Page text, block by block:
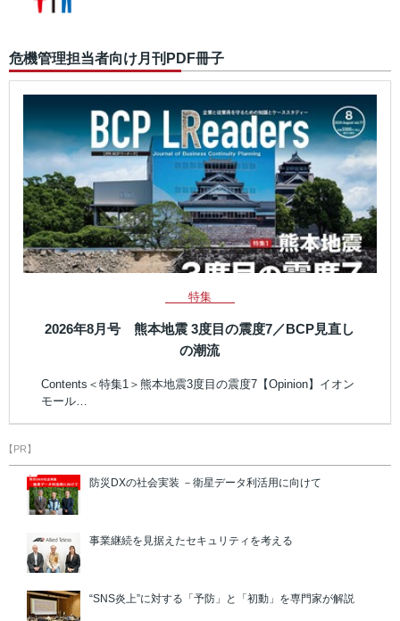
危機管理担当者向け月刊PDF冊子
特集
2026年8月号 熊本地震 3度目の震度7／BCP見直し
の潮流
Contents＜特集1＞熊本地震3度目の震度7【Opinion】イオン
モール…
【PR】
防災DXの社会実装 －衛星データ利活用に向けて
事業継続を見据えたセキュリティを考える
“SNS炎上”に対する「予防」と「初動」を専門家が解説